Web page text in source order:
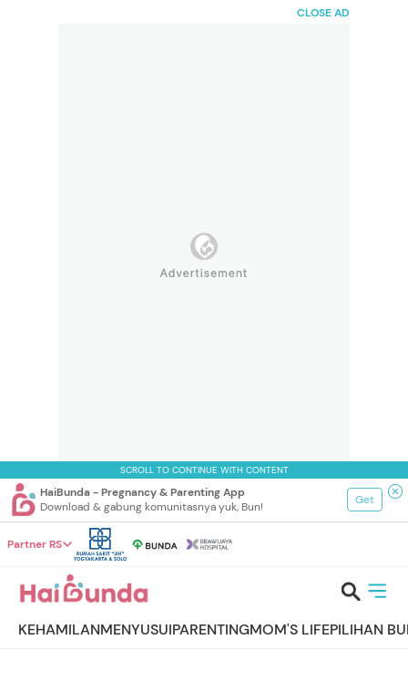
CLOSE AD
SCROLL TO CONTINUE WITH CONTENT
HaiBunda - Pregnancy & Parenting App
Download & gabung komunitasnya yuk, Bun!
Get
Partner RS
KEHAMILANMENYUSUIPARENTINGMOM'S LIFEPILIHAN